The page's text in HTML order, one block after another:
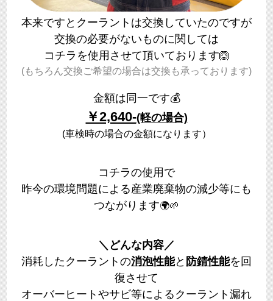
本来ですとクーラントは交換していたのですが
交換の必要がないものに関しては
コチラを使用させて頂いております🙆
(もちろん交換ご希望の場合は交換も承っております)
金額は同一です💰
￥2,640-(軽の場合)
(車検時の場合の金額になります）
コチラの使用で
昨今の環境問題による産業廃棄物の減少等にも
つながります🌍🌱
＼どんな内容／
消耗したクーラントの消泡性能と 防錆性能を回
復させて
オーバーヒートやサビ等によるクーラント漏れ